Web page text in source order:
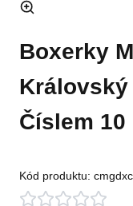
Boxerky
Královský
Číslem 10
Kód produktu: